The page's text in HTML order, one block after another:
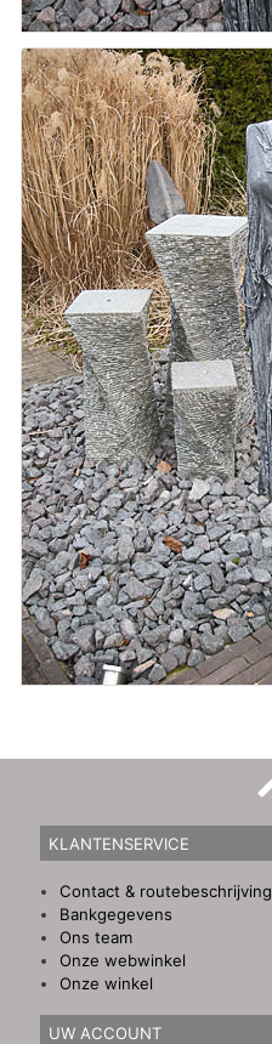
KLANTENSERVICE
Contact & routebeschrijving
Bankgegevens
Ons team
Onze webwinkel
Onze winkel
UW ACCOUNT